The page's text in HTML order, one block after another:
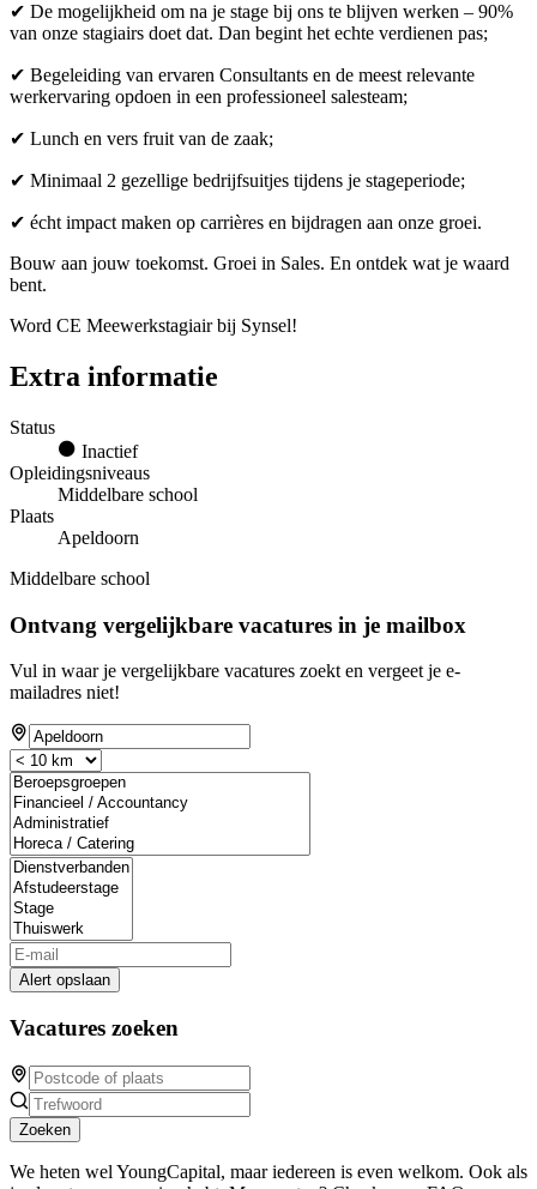
✔ De mogelijkheid om na je stage bij ons te blijven werken – 90%
van onze stagiairs doet dat. Dan begint het echte verdienen pas;
✔ Begeleiding van ervaren Consultants en de meest relevante
werkervaring opdoen in een professioneel salesteam;
✔ Lunch en vers fruit van de zaak;
✔ Minimaal 2 gezellige bedrijfsuitjes tijdens je stageperiode;
✔ écht impact maken op carrières en bijdragen aan onze groei.
Bouw aan jouw toekomst. Groei in Sales. En ontdek wat je waard
bent.
Word CE Meewerkstagiair bij Synsel!
Extra informatie
Status
Inactief
Opleidingsniveaus
Middelbare school
Plaats
Apeldoorn
Middelbare school
Ontvang vergelijkbare vacatures in je mailbox
Vul in waar je vergelijkbare vacatures zoekt en vergeet je e-
mailadres niet!
Alert opslaan
Vacatures zoeken
Zoeken
We heten wel YoungCapital, maar iedereen is even welkom. Ook als